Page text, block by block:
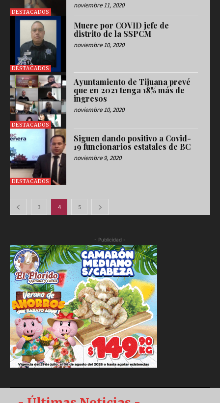
DESTACADOS
noviembre 11, 2020
DESTACADOS
Muere por COVID jefe de
distrito de la SSPCM
noviembre 10, 2020
DESTACADOS
Ayuntamiento de Tijuana prevé
que en 2021 tenga 18% más de
ingresos
noviembre 10, 2020
DESTACADOS
Siguen dando positivo a Covid-
19 funcionarios estatales de BC
noviembre 9, 2020
3 4 5
- Publicidad -